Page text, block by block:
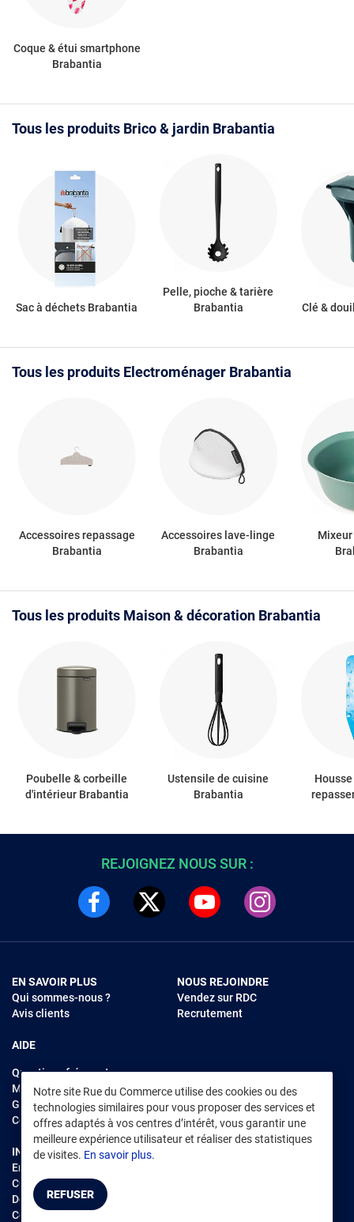
Coque & étui smartphone
Brabantia
Tous les produits Brico & jardin Brabantia
Sac à déchets Brabantia
Pelle, pioche & tarière
Brabantia
Clé &
Tous les produits Electroménager Brabantia
Accessoires repassage
Brabantia
Accessoires lave-linge
Brabantia
Tous les produits Maison & décoration Brabantia
Poubelle & corbeille
d'intérieur Brabantia
Ustensile de cuisine
Brabantia
REJOIGNEZ NOUS SUR :
EN SAVOIR PLUS
Qui sommes-nous ?
Avis clients
AIDE
Questions fréquentes
Modes de règlements
Garantie et retours
Contacter Rue du Commerce
NOUS REJOINDRE
Vendez sur RDC
Recrutement
INFORMATIONS LÉGALES
Environnement
CGV /CGU Marketplace
Données personnelles
Cookies
Notre site Rue du Commerce utilise des cookies ou des
technologies similaires pour vous proposer des services et
offres adaptés à vos centres d’intérêt, vous garantir une
meilleure expérience utilisateur et réaliser des statistiques
de visites. En savoir plus.
REFUSER